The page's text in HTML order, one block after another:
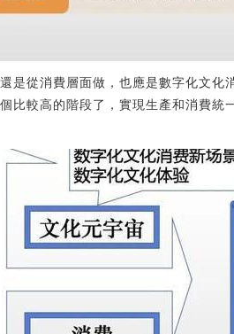
是從消費層面做，也應是數字化文化
比較高的階段了，實現生產和消費統